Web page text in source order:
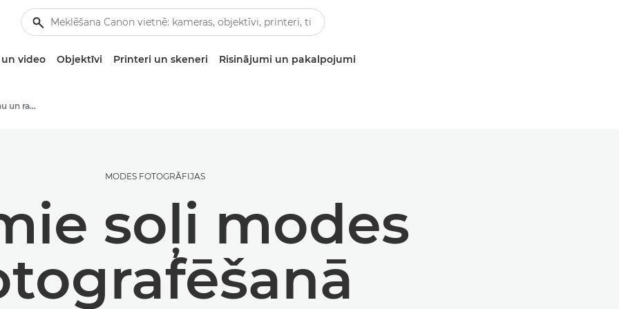
video Objektīvi Printeri un skeneri Risinājumi un pakalpojumi
Stāsti par fotografēšanu un radošumu
MODES FOTOGRĀFIJAS
soļi modes